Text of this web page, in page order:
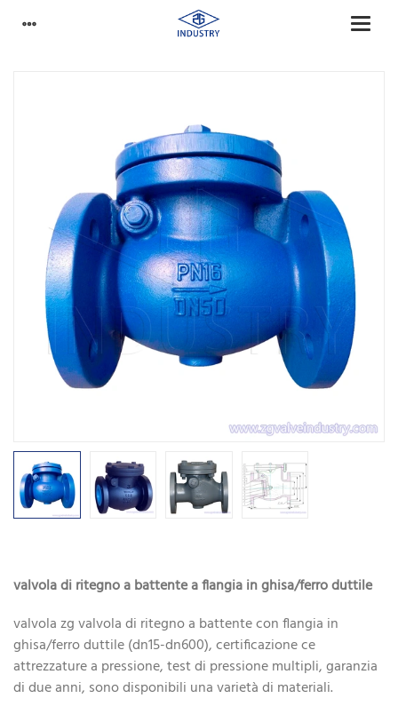
valvola di ritegno a battente a flangia in ghisa/ferro duttile
valvola zg valvola di ritegno a battente con flangia in
ghisa/ferro duttile (dn15-dn600), certificazione ce
attrezzature a pressione, test di pressione multipli, garanzia
di due anni, sono disponibili una varietà di materiali.